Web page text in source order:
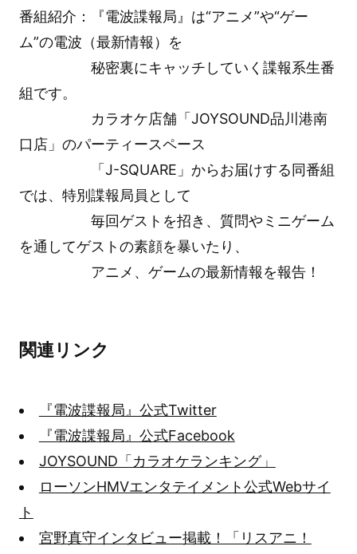
番組紹介：『電波諜報局』は“アニメ”や“ゲー
ム”の電波（最新情報）を
秘密裏にキャッチしていく諜報系生番
組です。
カラオケ店舗「JOYSOUND品川港南
口店」のパーティースペース
「J-SQUARE」からお届けする同番組
では、特別諜報局員として
毎回ゲストを招き、質問やミニゲーム
を通してゲストの素顔を暴いたり、
アニメ、ゲームの最新情報を報告！
関連リンク
『電波諜報局』公式Twitter
『電波諜報局』公式Facebook
JOYSOUND「カラオケランキング」
ローソンHMVエンタテイメント公式Webサイ
ト
宮野真守インタビュー掲載！「リスアニ！